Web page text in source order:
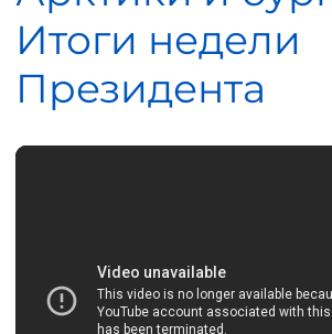
Итоги недели
Президента